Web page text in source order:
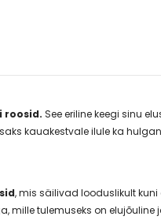
roosid. See eriline keegi sinu
kauakestvale ilule ka
, mis säilivad looduslikult
mille tulemuseks on